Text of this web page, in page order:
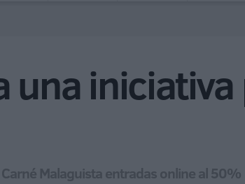
una
Malaguista entradas online al 50%